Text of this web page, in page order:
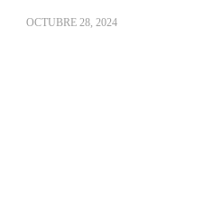
OCTUBRE 28, 2024